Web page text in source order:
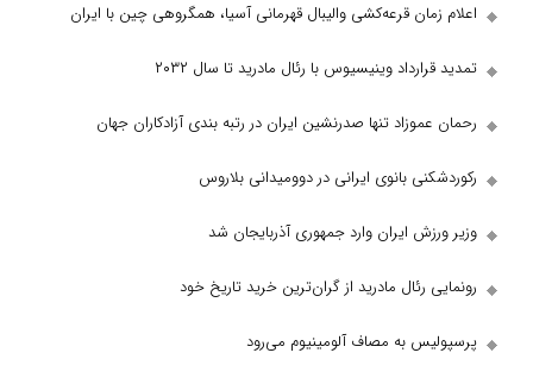
قرعه‌کشی والیبال قهرمانی آسیا، همگروهی چین با ایران
وینیسیوس با رئال مادرید تا سال ۲۰۳۲
تنها صدرنشین ایران در رتبه بندی آزادکاران جهان
بانوی ایرانی در دوومیدانی بلاروس
ایران وارد جمهوری آذربایجان شد
مادرید از گران‌ترین خرید تاریخ خود
به مصاف آلومینیوم می‌رود